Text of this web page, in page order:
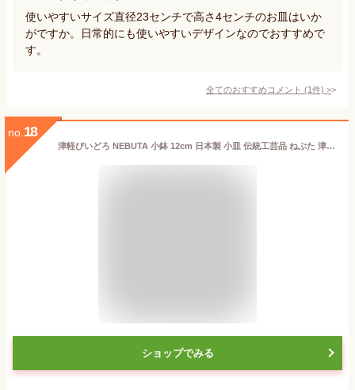
使いやすいサイズ直径23センチで高さ4センチのお皿はいか
がですか。日常的にも使いやすいデザインなのでおすすめで
す。
全てのおすすめコメント (1件) >
no. 18
津軽びいどろ NEBUTA 小鉢 12cm 日本製 小皿 伝統工芸品 ねぶた 津軽ビードロ ビイドロ びーどろ ガラス 和食器 副菜鉢 和洋折衷 手作り ギフト 酒器 ボウル 化粧箱 プレゼント 還暦祝 敬老の日 御祝 結婚祝 父の日 KT480-2400
ショップでみる